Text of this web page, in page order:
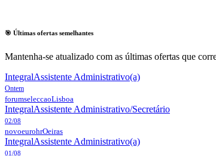
🎯 Últimas ofertas semelhantes
Mantenha-se atualizado com as últimas ofertas que
IntegralAssistente Administrativo(a)
Ontem
forumseleccaoLisboa
IntegralAssistente Administrativo/Secretário
02/08
novoeurohrOeiras
IntegralAssistente Administrativo(a)
01/08